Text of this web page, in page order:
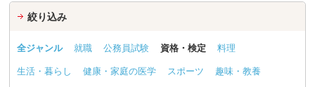
絞り込み
全ジャンル 就職 公務員試験 資格・検定
料理
生活・暮らし
健康・家庭の医学 スポーツ
趣味・教養